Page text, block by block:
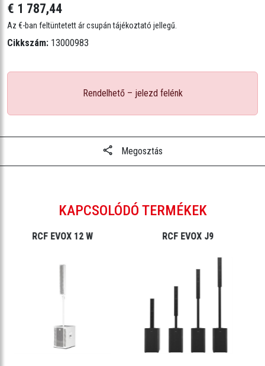
€ 1 787,44
Az €-ban feltüntetett ár csupán tájékoztató jellegű.
Cikkszám: 13000983
Rendelhető – jelezd felénk
Megosztás
KAPCSOLÓDÓ TERMÉKEK
RCF EVOX 12 W RCF EVOX J9